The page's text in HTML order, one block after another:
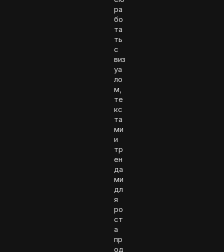
ра
бо
та
ть
с
виз
уа
ло
м,
те
кс
та
ми
и
тр
ен
да
ми
дл
я
ро
ст
а
пр
од